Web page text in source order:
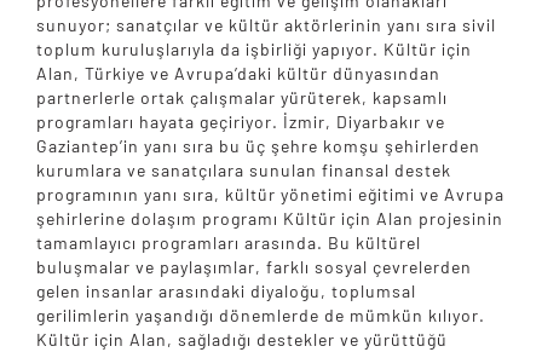
sunuyor; sanatçılar ve kültür aktörlerinin yanı sıra sivil
toplum kuruluşlarıyla da işbirliği yapıyor. Kültür için
Alan, Türkiye ve Avrupa’daki kültür dünyasından
partnerlerle ortak çalışmalar yürüterek, kapsamlı
programları hayata geçiriyor. İzmir, Diyarbakır ve
Gaziantep’in yanı sıra bu üç şehre komşu şehirlerden
kurumlara ve sanatçılara sunulan finansal destek
programının yanı sıra, kültür yönetimi eğitimi ve Avrupa
şehirlerine dolaşım programı Kültür için Alan projesinin
tamamlayıcı programları arasında. Bu kültürel
buluşmalar ve paylaşımlar, farklı sosyal çevrelerden
gelen insanlar arasındaki diyaloğu, toplumsal
gerilimlerin yaşandığı dönemlerde de mümkün kılıyor.
Kültür için Alan, sağladığı destekler ve yürüttüğü